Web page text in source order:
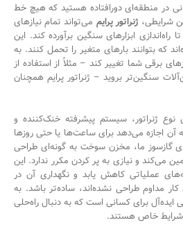
در منطقه‌ای دورافتاده هستید که هیچ خط
شرایطی، ژنراتور پرایم می‌تواند تمام نیازهای
راه‌اندازی ابزارهای سنگین برآورده کند. این
که بتوانند بارهای متغیر را تحمل کنند. به
برقی شما تغییر کند – مثلاً از استفاده از
سنگین‌تر بروید – ژنراتور پرایم همچنان
ژنراتور، سیستم پیشرفته خنک‌کننده و
آن اجازه می‌دهد برای ساعت‌ها یا حتی روزها
گازسوز ما، مخزن سوخت به گونه‌ای طراحی
می‌کند و نیازی به پر کردن مکرر ندارد. این
عملیاتی کاهش یابد و نگهداری آن در
کار مداوم طراحی نشده‌اند، ساده‌تر باشد. به
ایده‌آل برای کسانی است که به دنبال راه‌حلی
شرایط خاص هستند.